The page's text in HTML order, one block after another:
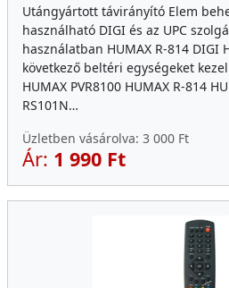
Utángyártott távirányító Elem
használható DIGI és az UPC
használatban HUMAX R-814 DIGI
következő beltéri egységeket
HUMAX PVR8100 HUMAX R-814
RS101N…
Üzletben vásárolva: 3 000 Ft
Ár: 1 990 Ft